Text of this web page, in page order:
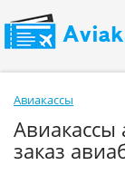
Авиакассы
заказ